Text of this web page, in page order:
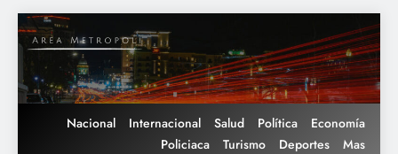
Saltar
al
contenido
Nacional Internacional Salud Política
Economía
Policiaca
Turismo Deportes Mas